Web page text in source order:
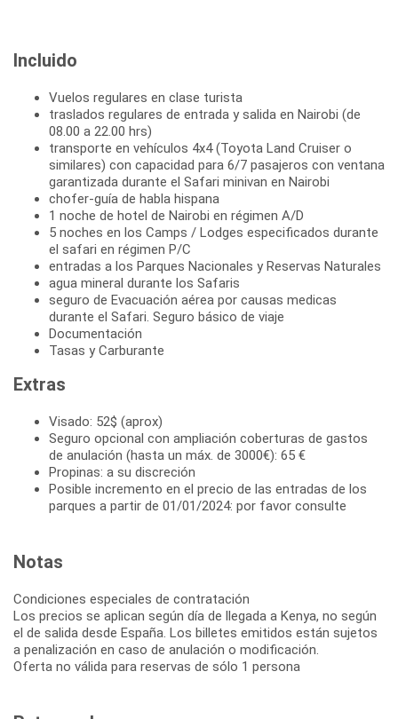
Incluido
Vuelos regulares en clase turista
traslados regulares de entrada y salida en Nairobi (de
08.00 a 22.00 hrs)
transporte en vehículos 4x4 (Toyota Land Cruiser o
similares) con capacidad para 6/7 pasajeros con ventana
garantizada durante el Safari minivan en Nairobi
chofer-guía de habla hispana
1 noche de hotel de Nairobi en régimen A/D
5 noches en los Camps / Lodges especificados durante
el safari en régimen P/C
entradas a los Parques Nacionales y Reservas Naturales
agua mineral durante los Safaris
seguro de Evacuación aérea por causas medicas
durante el Safari. Seguro básico de viaje
Documentación
Tasas y Carburante
Extras
Visado: 52$ (aprox)
Seguro opcional con ampliación coberturas de gastos
de anulación (hasta un máx. de 3000€): 65 €
Propinas: a su discreción
Posible incremento en el precio de las entradas de los
parques a partir de 01/01/2024: por favor consulte
Notas
Condiciones especiales de contratación
Los precios se aplican según día de llegada a Kenya, no según
el de salida desde España. Los billetes emitidos están sujetos
a penalización en caso de anulación o modificación.
Oferta no válida para reservas de sólo 1 persona